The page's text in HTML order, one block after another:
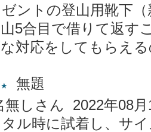
ントの登山用靴下
5合目で借りて返す
対応をしてもらえ
無題
無しさん 2022年08月
ル時に試着し、サ